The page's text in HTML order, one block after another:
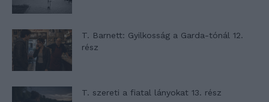
T. Barnett: Gyilkosság a Garda-tónál 12.
rész
T. szereti a fiatal lányokat 13. rész